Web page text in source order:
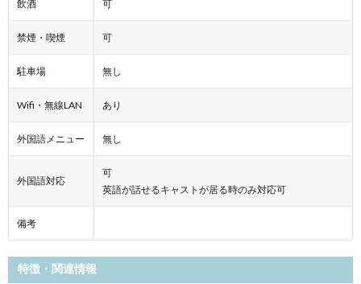
飲酒 可
禁煙・喫煙 可
駐車場 無し
Wifi・無線LAN あり
外国語メニュー 無し
外国語対応
可
英語が話せるキャストが居る時のみ対応可
備考
特徴・関連情報